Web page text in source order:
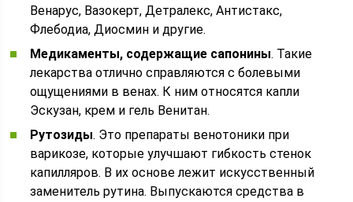
Венарус, Вазокерт, Детралекс, Антистакс,
Флебодиа, Диосмин и другие.
Медикаменты, содержащие сапонины. Такие
лекарства отлично справляются с болевыми
ощущениями в венах. К ним относятся капли
Эскузан, крем и гель Венитан.
Рутозиды. Это препараты венотоники при
варикозе, которые улучшают гибкость стенок
капилляров. В их основе лежит искусственный
заменитель рутина. Выпускаются средства в